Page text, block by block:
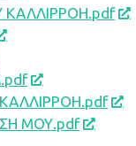
ΚΑΛΛΙΡΡΟΗ.pdf
ΜΟΥ.pdf